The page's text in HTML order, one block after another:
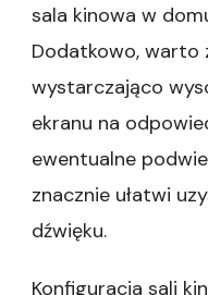
sala kinowa w
Dodatkowo, warto
wystarczająco
ekranu na
ewentualne
znacznie ułatwi
dźwięku.
Konfiguracja sali